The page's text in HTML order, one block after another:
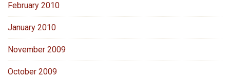
February 2010
January 2010
November 2009
October 2009